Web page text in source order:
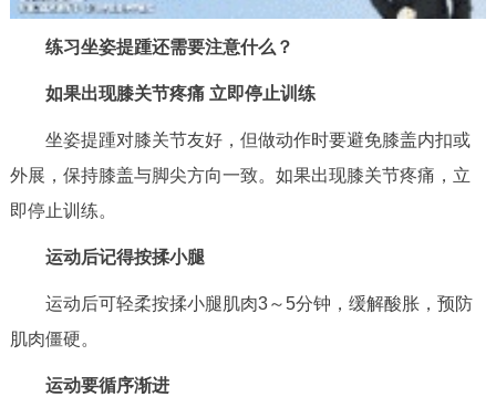
练习坐姿提踵还需要注意什么？
如果出现膝关节疼痛 立即停止训练
坐姿提踵对膝关节友好，但做动作时要避免膝盖内扣或
外展，保持膝盖与脚尖方向一致。如果出现膝关节疼痛，立
即停止训练。
运动后记得按揉小腿
运动后可轻柔按揉小腿肌肉3～5分钟，缓解酸胀，预防
肌肉僵硬。
运动要循序渐进